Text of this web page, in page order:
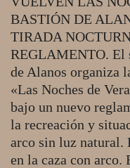
BASTIÓN DE
TIRADA
REGLAMENTO. El
de Alanos organiza
«Las Noches de
bajo un nuevo
la recreación y
arco sin luz natural.
en la caza con arco.